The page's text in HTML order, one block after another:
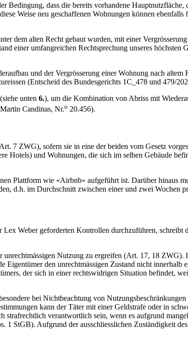
dass die bereits vorhandene Hauptnutzfläche,
Weise neu geschaffenen Wohnungen können
dem alten Recht gebaut wurden, mit einer
einer umfangreichen Rechtsprechung unseres
und der Vergrösserung einer Wohnung nach altem
(Entscheid des Bundesgerichts 1C_478 und 479/
unten 6.), um die Kombination von Abriss mit
Candinas, Nr.o 20.456).
7 ZWG), sofern sie in eine der beiden vom Gesetz
Hotels) und Wohnungen, die sich im selben Gebäude
Plattform wie «Airbnb» aufgeführt ist. Darüber hinaus
d.h. im Durchschnitt zwischen einer und zwei Wochen
Weber geforderten Kontrollen durchzuführen,
Nutzung zu ergreifen (Art. 17, 18 ZWG).
den unrechtmässigen Zustand nicht innerhalb
der sich in einer rechtswidrigen Situation befindet,
bei Nichtbeachtung von
kann der Täter mit einer Geldstrafe oder in
strafrechtlich verantwortlich sein, wenn es aufgrund
StGB). Aufgrund der ausschliesslichen Zuständigkeit